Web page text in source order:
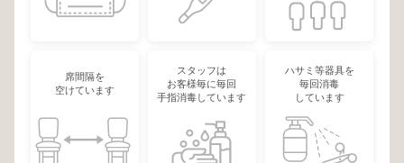
席間隔を
空けています
スタッフは
お客様毎に毎回
手指消毒しています
ハサミ等器具を
毎回消毒
しています